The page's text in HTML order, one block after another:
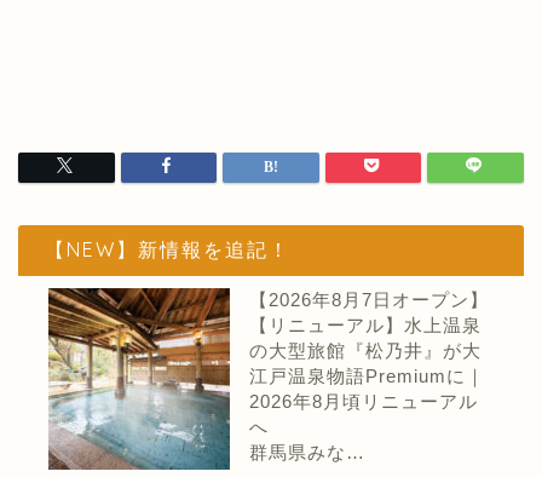
【NEW】新情報を追記！
【2026年8月7日オープン】
【リニューアル】水上温泉
の大型旅館『松乃井』が大
江戸温泉物語Premiumに｜
2026年8月頃リニューアル
へ
群馬県みな…